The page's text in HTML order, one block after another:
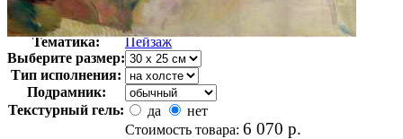
Автор:
Ренуар Пьер
Арт-стиль
Импрессионизм
Тематика:
Пейзаж
Выберите размер:
Тип исполнения:
Подрамник:
Текстурный гель:
да
нет
Стоимость товара: 6 070 р.